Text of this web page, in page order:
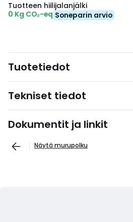
Tuotteen hiilijalanjälki
0 Kg CO₂-eq Soneparin arvio
Tuotetiedot
Tekniset tiedot
Dokumentit ja linkit
Näytä murupolku